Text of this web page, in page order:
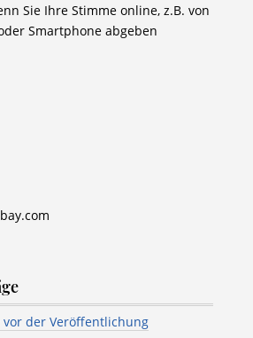
Sie Ihre Stimme online, z.B. von
Smartphone abgeben
vor der Veröffentlichung